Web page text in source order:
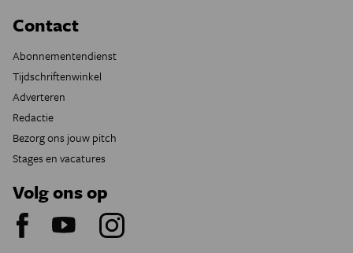
Contact
Abonnementendienst
Tijdschriftenwinkel
Adverteren
Redactie
Bezorg ons jouw pitch
Stages en vacatures
Volg ons op